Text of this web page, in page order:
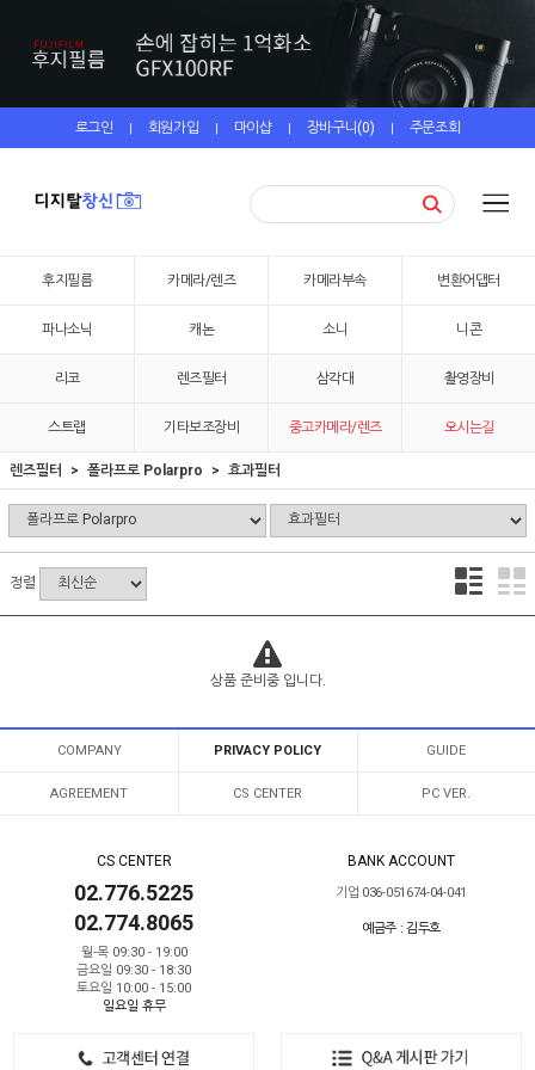
로그인 | 회원가입 | 마이샵 | 장바구니(0) | 주문조회
후지필름 카메라/렌즈 카메라부속 변환어댑터
파나소닉 캐논 소니 니콘
리코 렌즈필터 삼각대 촬영장비
스트랩 기타보조장비 중고카메라/렌즈 오시는길
렌즈필터 폴라프로 Polarpro 효과필터
정렬
상품 준비중 입니다.
COMPANY PRIVACY POLICY GUIDE
AGREEMENT CS CENTER PC VER.
CS CENTER
02.776.5225
02.774.8065
월-목 09:30 - 19:00
금요일 09:30 - 18:30
토요일 10:00 - 15:00
일요일 휴무
BANK ACCOUNT
기업 036-051674-04-041
예금주 : 김두호